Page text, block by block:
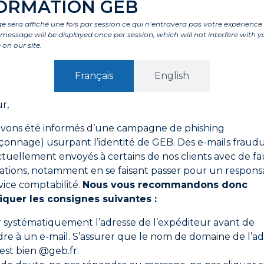
Caractéristiques Composants Labels et
des raccords filetés.
et plastiques, coniques et cylindriques.
destinées à la consommation humaine, pour l’eau
inflammables (butane, propane, gaz naturel),
d’une lame de scie ou d’une lime pour une
de l’extrémité du raccord, dans le sens du filetage. Il
et couper le fil.
GEB
sera affiché une fois par session ce qui n’entravera pas votre
message will be displayed once per session, which will not interfere with
on our site.
Français English
été informés d’une campagne de phishing
usurpant l’identité de GEB. Des e-mails
envoyés à certains de nos clients avec de
notamment en se faisant passer pour un
comptabilité. Nous vous recommandons donc
les consignes suivantes :
systématiquement l’adresse de l’expéditeur avant de
à un e-mail. S’assurer que le nom de domaine de
bien @geb.fr.